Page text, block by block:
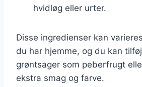
hvidløg eller urter.
Disse ingredienser kan
du har hjemme, og du kan
grøntsager som peberfrugt
ekstra smag og farve.